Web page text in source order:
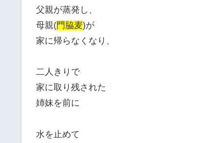
父親が蒸発し、
母親(門脇麦)が
家に帰らなくなり、
二人きりで
家に取り残された
姉妹を前に
水を止めて